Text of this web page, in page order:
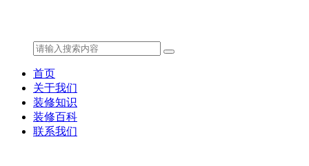
首页
关于我们
装修知识
装修百科
联系我们